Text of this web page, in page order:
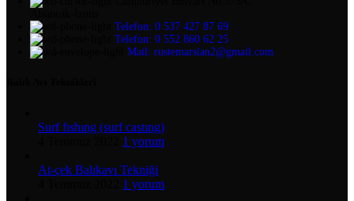
Telefon: 0 537 427 87 69
Telefon: 0 552 860 62 25
Mail: rustemarslan2@gmail.com
Surf fıshıng (surf castıng)
1 yorum
At-çek Balıkavı Tekniği
1 yorum